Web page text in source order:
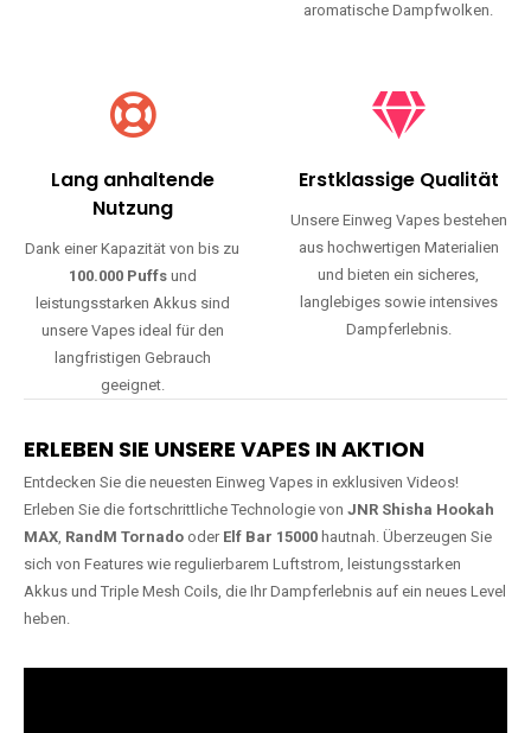
aromatische Dampfwolken.
Lang anhaltende
Nutzung
Dank einer Kapazität von bis zu
100.000 Puffsund
leistungsstarken Akkus sind
unsere Vapes ideal für den
langfristigen Gebrauch
geeignet.
Erstklassige Qualität
Unsere Einweg Vapes bestehen
aus hochwertigen Materialien
und bieten ein sicheres,
langlebiges sowie intensives
Dampferlebnis.
ERLEBEN SIE UNSERE VAPES IN AKTION
Entdecken Sie die neuesten Einweg Vapes in exklusiven Videos!
Erleben Sie die fortschrittliche Technologie von JNR Shisha Hookah
MAX, RandM Tornado oder Elf Bar 15000 hautnah. Überzeugen Sie
sich von Features wie regulierbarem Luftstrom, leistungsstarken
Akkus und Triple Mesh Coils, die Ihr Dampferlebnis auf ein neues Level
heben.